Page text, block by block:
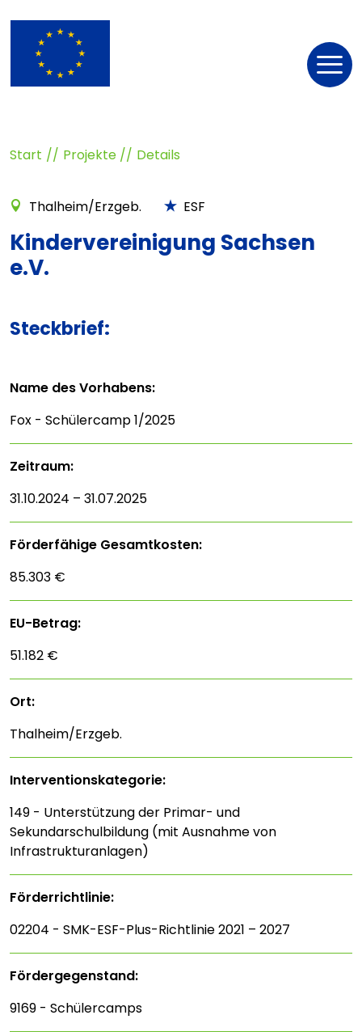
Start Projekte Details
Thalheim/Erzgeb. ESF
Kindervereinigung Sachsen
e.V.
Steckbrief:
Name des Vorhabens:
Fox - Schülercamp 1/2025
Zeitraum:
31.10.2024 – 31.07.2025
Förderfähige Gesamtkosten:
85.303 €
EU-Betrag:
51.182 €
Ort:
Thalheim/Erzgeb.
Interventions­kategorie:
149 - Unterstützung der Primar- und
Sekundarschulbildung (mit Ausnahme von
Infrastrukturanlagen)
Förderrichtlinie:
02204 - SMK-ESF-Plus-Richtlinie 2021 – 2027
Fördergegenstand:
9169 - Schülercamps